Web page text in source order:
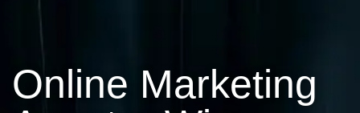
Online Marketing